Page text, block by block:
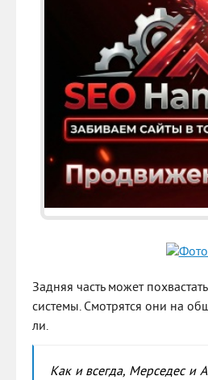
Задняя часть может
системы. Смотрятся они на
ли.
Как и всегда, Мерседес и